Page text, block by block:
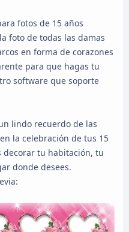
fotos de 15 años
foto de todas las damas
en forma de corazones
para que hagas tu
software que soporte
lindo recuerdo de las
la celebración de tus 15
decorar tu habitación, tu
donde desees.